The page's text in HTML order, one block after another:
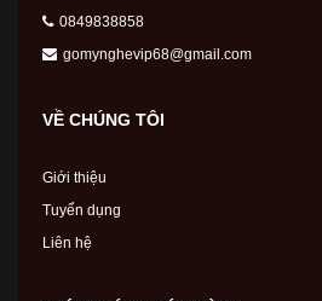
0849838858
gomynghevip68@gmail.com
VỀ CHÚNG TÔI
Giới thiệu
Tuyển dụng
Liên hệ